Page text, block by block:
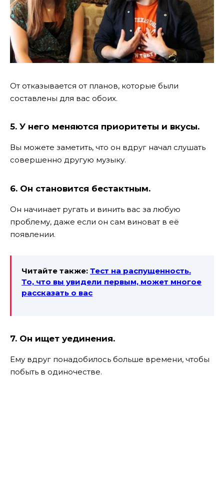
От отказывается от планов, которые были
составлены для вас обоих.
5. У него меняются приоритеты и вкусы.
Вы можете заметить, что он вдруг начал слушать
совершенно другую музыку.
6. Он становится бестактным.
Он начинает ругать и винить вас за любую
проблему, даже если он сам виноват в её
появлении.
Читайте также: Тест на распущенность.
То, что вы увидели первым, может многое
рассказать о вас
7. Он ищет уединения.
Ему вдруг понадобилось больше времени, чтобы
побыть в одиночестве.